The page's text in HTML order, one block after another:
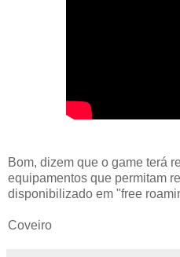
Bom, dizem que o game terá
equipamentos que permitam
disponibilizado em "free
Coveiro